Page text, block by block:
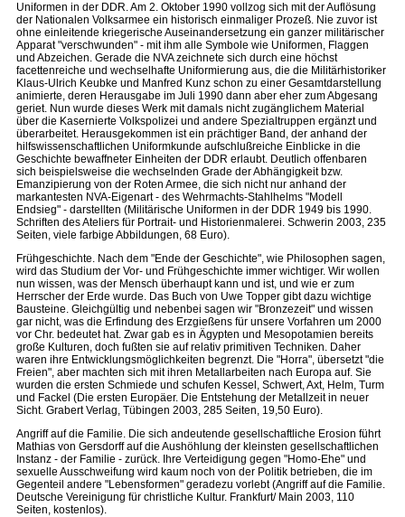
Uniformen in der DDR. Am 2. Oktober 1990 vollzog sich mit der Auflösung
der Nationalen Volksarmee ein historisch einmaliger Prozeß. Nie zuvor ist
ohne einleitende kriegerische Auseinandersetzung ein ganzer militärischer
Apparat "verschwunden" - mit ihm alle Symbole wie Uniformen, Flaggen
und Abzeichen. Gerade die NVA zeichnete sich durch eine höchst
facettenreiche und wechselhafte Uniformierung aus, die die Militärhistoriker
Klaus-Ulrich Keubke und Manfred Kunz schon zu einer Gesamtdarstellung
animierte, deren Herausgabe im Juli 1990 dann aber eher zum Abgesang
geriet. Nun wurde dieses Werk mit damals nicht zugänglichem Material
über die Kasernierte Volkspolizei und andere Spezialtruppen ergänzt und
überarbeitet. Herausgekommen ist ein prächtiger Band, der anhand der
hilfswissenschaftlichen Uniformkunde aufschlußreiche Einblicke in die
Geschichte bewaffneter Einheiten der DDR erlaubt. Deutlich offenbaren
sich beispielsweise die wechselnden Grade der Abhängigkeit bzw.
Emanzipierung von der Roten Armee, die sich nicht nur anhand der
markantesten NVA-Eigenart - des Wehrmachts-Stahlhelms "Modell
Endsieg" - darstellten (Militärische Uniformen in der DDR 1949 bis 1990.
Schriften des Ateliers für Portrait- und Historienmalerei. Schwerin 2003, 235
Seiten, viele farbige Abbildungen, 68 Euro).
Frühgeschichte. Nach dem "Ende der Geschichte", wie Philosophen sagen,
wird das Studium der Vor- und Frühgeschichte immer wichtiger. Wir wollen
nun wissen, was der Mensch überhaupt kann und ist, und wie er zum
Herrscher der Erde wurde. Das Buch von Uwe Topper gibt dazu wichtige
Bausteine. Gleichgültig und nebenbei sagen wir "Bronzezeit" und wissen
gar nicht, was die Erfindung des Erzgießens für unsere Vorfahren um 2000
vor Chr. bedeutet hat. Zwar gab es in Ägypten und Mesopotamien bereits
große Kulturen, doch fußten sie auf relativ primitiven Techniken. Daher
waren ihre Entwicklungsmöglichkeiten begrenzt. Die "Horra", übersetzt "die
Freien", aber machten sich mit ihren Metallarbeiten nach Europa auf. Sie
wurden die ersten Schmiede und schufen Kessel, Schwert, Axt, Helm, Turm
und Fackel (Die ersten Europäer. Die Entstehung der Metallzeit in neuer
Sicht. Grabert Verlag, Tübingen 2003, 285 Seiten, 19,50 Euro).
Angriff auf die Familie. Die sich andeutende gesellschaftliche Erosion führt
Mathias von Gersdorff auf die Aushöhlung der kleinsten gesellschaftlichen
Instanz - der Familie - zurück. Ihre Verteidigung gegen "Homo-Ehe" und
sexuelle Ausschweifung wird kaum noch von der Politik betrieben, die im
Gegenteil andere "Lebensformen" geradezu vorlebt (Angriff auf die Familie.
Deutsche Vereinigung für christliche Kultur. Frankfurt/ Main 2003, 110
Seiten, kostenlos).